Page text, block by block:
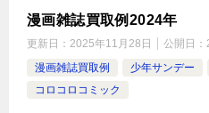
漫画雑誌買取例2024年
更新日： 2025年11月28日 公開日：
漫画雑誌買取例
少年サンデー
コロコロコミック